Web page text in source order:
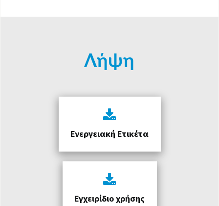
Λήψη
Ενεργειακή Ετικέτα
Εγχειρίδιο χρήσης